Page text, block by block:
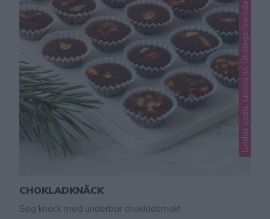
Lindas godis, Lindas jul, Okategoriserade
CHOKLADKNÄCK
Seg knäck med underbar chokladsmak!